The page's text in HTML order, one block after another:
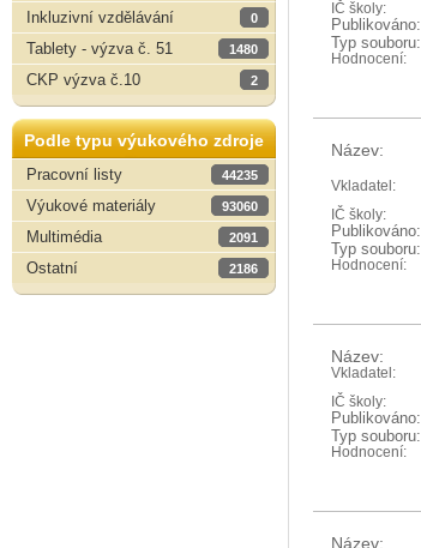
Inkluzivní vzdělávání 0
Tablety - výzva č. 51 1480
CKP výzva č.10 2
Podle typu výukového zdroje
Pracovní listy
44235
Výukové materiály 93060
Multimédia 2091
Ostatní 2186
IČ školy:
Publikováno:
Typ souboru:
Hodnocení:
Název:
Vkladatel:
IČ školy:
Publikováno:
Typ souboru:
Hodnocení:
Název:
Vkladatel:
IČ školy:
Publikováno:
Typ souboru:
Hodnocení:
Název: